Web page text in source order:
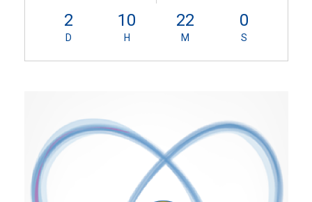
2
D
10
H
22
M
0
S